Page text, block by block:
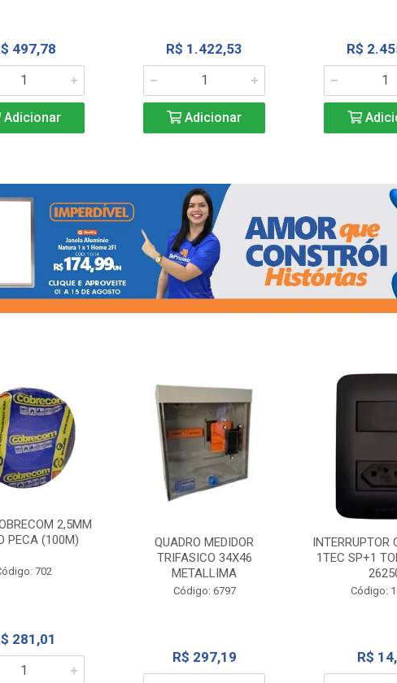
497,78
Adicionar
R$ 1.422,53
Adicionar
R$
2,5MM
PECA (100M)
702
281,01
QUADRO MEDIDOR
TRIFASICO 34X46
METALLIMA
Código: 6797
R$ 297,19
INTERRUPTOR
1TEC SP+1
Código:
R$